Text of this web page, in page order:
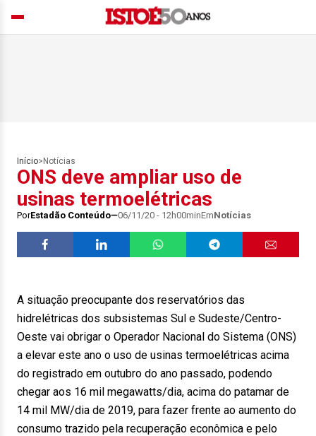
Início> Notícias
ONS deve ampliar uso de
usinas termoelétricas
PorEstadão Conteúdo 06/11/20 - 12h00minEmNotícias
A situação preocupante dos reservatórios das
hidrelétricas dos subsistemas Sul e Sudeste/Centro-
Oeste vai obrigar o Operador Nacional do Sistema (ONS)
a elevar este ano o uso de usinas termoelétricas acima
do registrado em outubro do ano passado, podendo
chegar aos 16 mil megawatts/dia, acima do patamar de
14 mil MW/dia de 2019, para fazer frente ao aumento do
consumo trazido pela recuperação econômica e pelo